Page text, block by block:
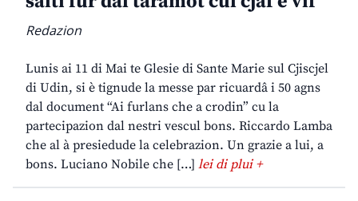
Redazion
Lunis ai 11 di Mai te Glesie di Sante Marie sul Cjiscjel
di Udin, si è tignude la messe par ricuardâ i 50 agns
dal document “Ai furlans che a crodin” cu la
partecipazion dal nestri vescul bons. Riccardo Lamba
che al à presiedude la celebrazion. Un grazie a lui, a
bons. Luciano Nobile che […] lei di plui +